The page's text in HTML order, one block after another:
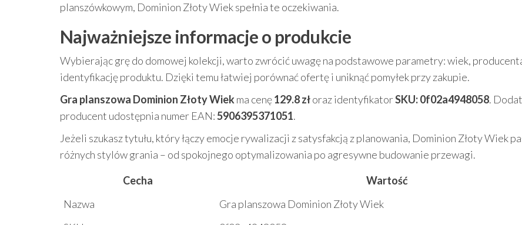
planszówkowym, Dominion Złoty Wiek spełnia te oczekiwania.
Najważniejsze informacje o produkcie
Wybierając grę do domowej kolekcji, warto zwrócić uwagę na podstawowe parametry: wiek,
identyfikację produktu. Dzięki temu łatwiej porównać ofertę i uniknąć pomyłek przy zakupie.
Gra planszowa Dominion Złoty Wiekma cenę129.8 złoraz identyfikatorSKU: 0f02a4948058.
producent udostępnia numer EAN:5906395371051.
Jeżeli szukasz tytułu, który łączy emocje rywalizacji z satysfakcją z planowania, Dominion Złoty Wiek
różnych stylów grania – od spokojnego optymalizowania po agresywne budowanie przewagi.
Cecha
Wartość
Nazwa
Gra planszowa Dominion Złoty Wiek